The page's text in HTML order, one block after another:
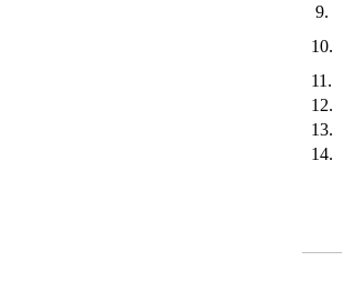
9.
10.
11.
12.
13.
14.